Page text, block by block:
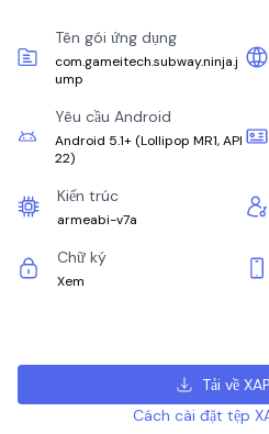
Tên gói ứng dụng
com.gameitech.subway.ninja.j
ump
Yêu cầu Android
Android 5.1+ (Lollipop MR1, API
22)
Kiến trúc
armeabi-v7a
Chữ ký
Xem
Tải về
Cách cài đặt tệp